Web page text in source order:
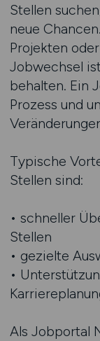
Stellen
neue
Projekten
Jobwechsel
behalten. Ein
Prozess und
Typische
Stellen sind:
• schneller
Stellen
• gezielte
•
Als Jobportal